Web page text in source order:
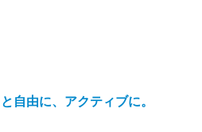
自由に、アクティブに。